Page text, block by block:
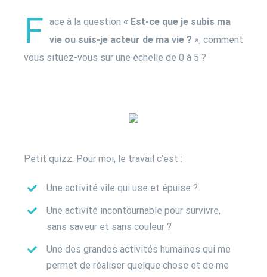
F ace à la question « Est-ce que je subis ma
vie ou suis-je acteur de ma vie ? », comment
vous situez-vous sur une échelle de 0 à 5 ?
Petit quizz. Pour moi, le travail c’est :
Une activité vile qui use et épuise ?
Une activité incontournable pour survivre,
sans saveur et sans couleur ?
Une des grandes activités humaines qui me
permet de réaliser quelque chose et de me